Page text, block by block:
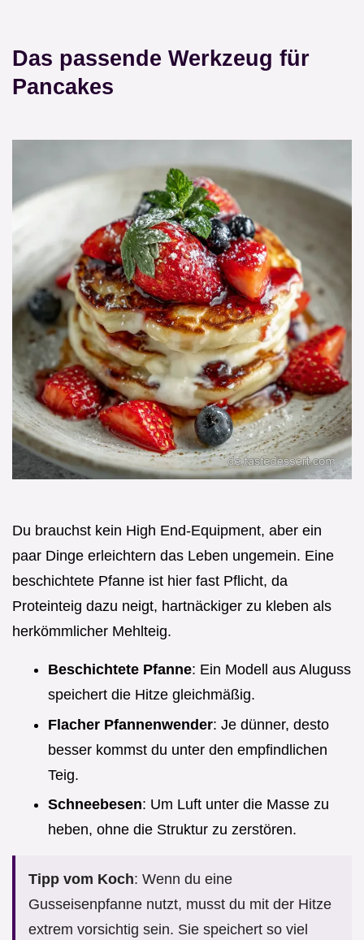
Das passende Werkzeug für
Pancakes
Du brauchst kein High End-Equipment, aber ein
paar Dinge erleichtern das Leben ungemein. Eine
beschichtete Pfanne ist hier fast Pflicht, da
Proteinteig dazu neigt, hartnäckiger zu kleben als
herkömmlicher Mehlteig.
Beschichtete Pfanne: Ein Modell aus Aluguss
speichert die Hitze gleichmäßig.
Flacher Pfannenwender: Je dünner, desto
besser kommst du unter den empfindlichen
Teig.
Schneebesen: Um Luft unter die Masse zu
heben, ohne die Struktur zu zerstören.
Tipp vom Koch: Wenn du eine
Gusseisenpfanne nutzt, musst du mit der Hitze
extrem vorsichtig sein. Sie speichert so viel